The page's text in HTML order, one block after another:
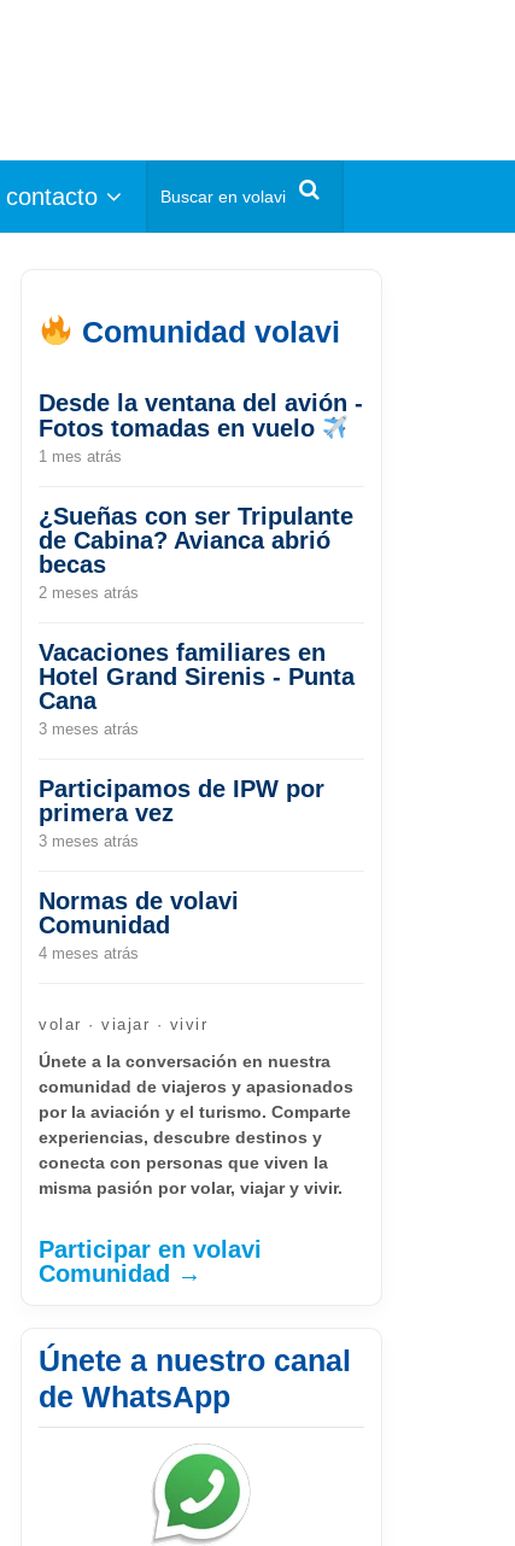
contacto
Comunidad volavi
Desde la ventana del avión -
Fotos tomadas en vuelo
1 mes atrás
¿Sueñas con ser Tripulante
de Cabina? Avianca abrió
becas
2 meses atrás
Vacaciones familiares en
Hotel Grand Sirenis - Punta
Cana
3 meses atrás
Participamos de IPW por
primera vez
3 meses atrás
Normas de volavi
Comunidad
4 meses atrás
volar · viajar · vivir
Únete a la conversación en nuestra
comunidad de viajeros y apasionados
por la aviación y el turismo. Comparte
experiencias, descubre destinos y
conecta con personas que viven la
misma pasión por volar, viajar y vivir.
Participar en volavi
Comunidad →
Únete a nuestro canal
de WhatsApp